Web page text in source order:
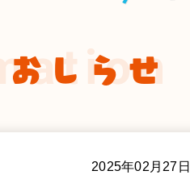
しらせ
2025年02月27日